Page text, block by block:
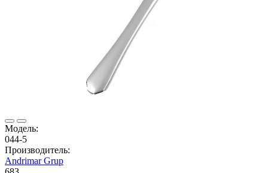
Модель:
044-5
Производитель:
Andrimar Grup